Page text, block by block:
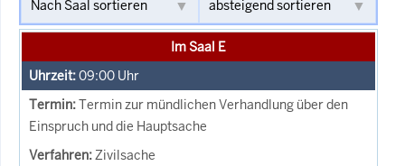
Im Saal E
09:00 Uhr
Termin zur mündlichen Verhandlung über den
Einspruch und die Hauptsache
Zivilsache